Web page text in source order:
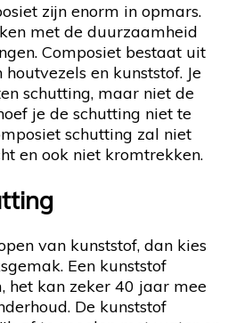
zijn enorm in opmars.
met de duurzaamheid
Composiet bestaat uit
en kunststof. Je
schutting, maar niet de
je de schutting niet te
schutting zal niet
en ook niet kromtrekken.
van kunststof, dan kies
Een kunststof
het kan zeker 40 jaar mee
De kunststof